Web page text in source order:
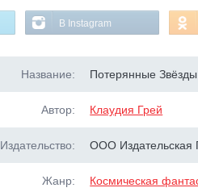
В Instagram
Название: Потерянные Звёзды
Автор: Клаудия Грей
Издательство: ООО Издательская
Жанр: Космическая